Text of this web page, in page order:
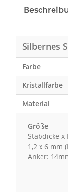
Silbernes
Farbe
Kristallfarbe
Material
Größe
Stabdicke x
1,2 x 6 mm
Anker: